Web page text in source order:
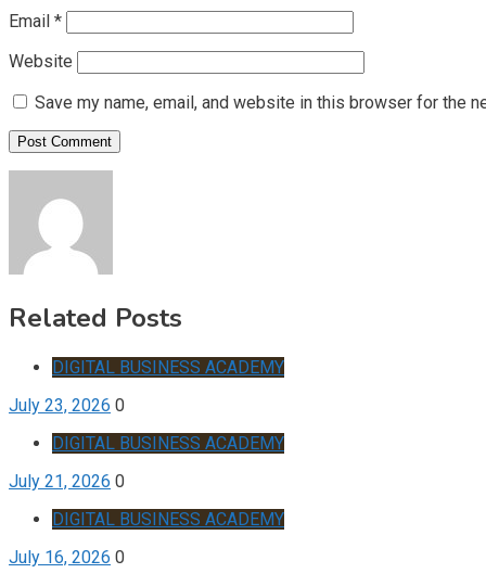
Email *
Website
Save my name, email, and website in this browser for the
Related Posts
DIGITAL BUSINESS ACADEMY
July 23, 2026 0
DIGITAL BUSINESS ACADEMY
July 21, 2026 0
DIGITAL BUSINESS ACADEMY
July 16, 2026 0